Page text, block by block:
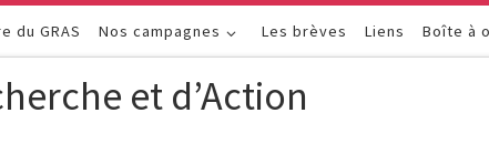
du GRAS Nos campagnes Les brèves Liens Boîte à
et d’Action